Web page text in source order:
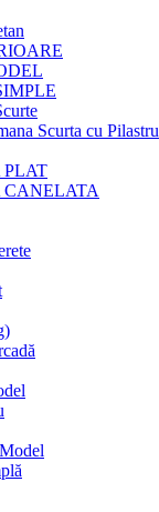
Scurta cu Pilastru